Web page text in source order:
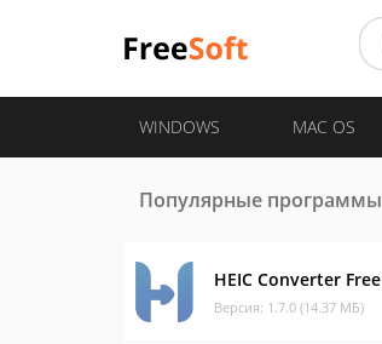
WINDOWS MAC OS
Популярные программы
HEIC Converter Free
Версия: 1.7.0 (14.37 МБ)